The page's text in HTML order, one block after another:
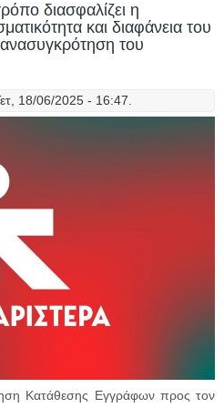
διασφαλίζει η
και διαφάνεια του
του
18/06/2025 - 16:47.
Κατάθεσης Εγγράφων προς τον